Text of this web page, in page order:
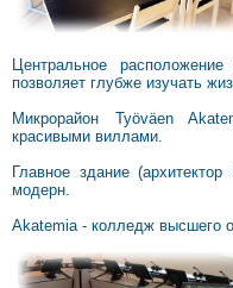
Центральное
позволяет глубже изучать
Микрорайон Työväen
красивыми виллами.
Главное здание
модерн.
Akatemia - колледж высшего